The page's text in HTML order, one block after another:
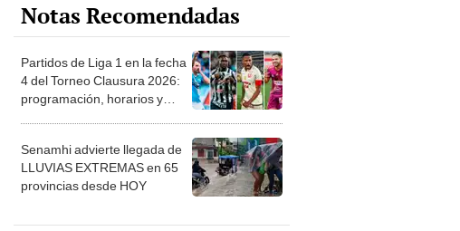
Notas Recomendadas
Partidos de Liga 1 en la fecha
4 del Torneo Clausura 2026:
programación, horarios y
Senamhi advierte llegada de
LLUVIAS EXTREMAS en 65
provincias desde HOY